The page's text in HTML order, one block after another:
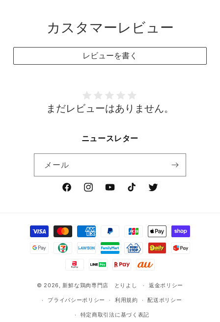
カスタマーレビュー
レビューを書く
まだレビューはありません。
ニュースレター
メール
FacebookInstagramYouTubeTikTok Twitter
© 2026,新鮮な鶏肉専門店 とりよし 返金ポリシー
プライバシーポリシー 利用規約 配送ポリシー
特定商取引法に基づく表記